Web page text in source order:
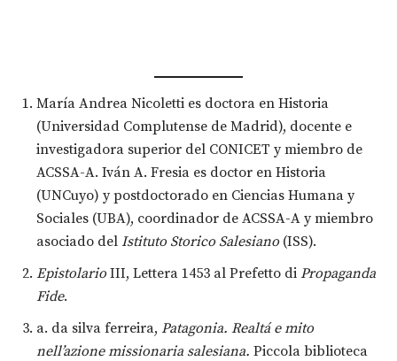
María Andrea Nicoletti es doctora en Historia
(Universidad Complutense de Madrid), docente e
investigadora superior del CONICET y miembro de
ACSSA-A. Iván A. Fresia es doctor en Historia
(UNCuyo) y postdoctorado en Ciencias Humana y
Sociales (UBA), coordinador de ACSSA-A y miembro
asociado del Istituto Storico Salesiano (ISS).
Epistolario III, Lettera 1453 al Prefetto di Propaganda
Fide.
a. da silva ferreira, Patagonia. Realtá e mito
nell’azione missionaria salesiana. Piccola biblioteca